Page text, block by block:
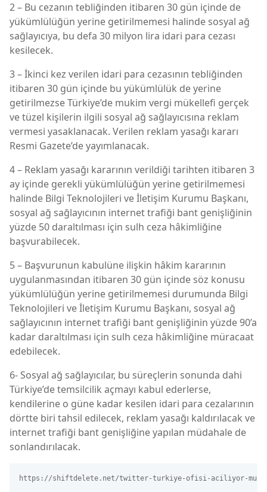
2 – Bu cezanın tebliğinden itibaren 30 gün içinde de
yükümlülüğün yerine getirilmemesi halinde sosyal ağ
sağlayıcıya, bu defa 30 milyon lira idari para cezası
kesilecek.
3 – İkinci kez verilen idari para cezasının tebliğinden
itibaren 30 gün içinde bu yükümlülük de yerine
getirilmezse Türkiye’de mukim vergi mükellefi gerçek
ve tüzel kişilerin ilgili sosyal ağ sağlayıcısına reklam
vermesi yasaklanacak. Verilen reklam yasağı kararı
Resmi Gazete’de yayımlanacak.
4 – Reklam yasağı kararının verildiği tarihten itibaren 3
ay içinde gerekli yükümlülüğün yerine getirilmemesi
halinde Bilgi Teknolojileri ve İletişim Kurumu Başkanı,
sosyal ağ sağlayıcının internet trafiği bant genişliğinin
yüzde 50 daraltılması için sulh ceza hâkimliğine
başvurabilecek.
5 – Başvurunun kabulüne ilişkin hâkim kararının
uygulanmasından itibaren 30 gün içinde söz konusu
yükümlülüğün yerine getirilmemesi durumunda Bilgi
Teknolojileri ve İletişim Kurumu Başkanı, sosyal ağ
sağlayıcının internet trafiği bant genişliğinin yüzde 90’a
kadar daraltılması için sulh ceza hâkimliğine müracaat
edebilecek.
6- Sosyal ağ sağlayıcılar, bu süreçlerin sonunda dahi
Türkiye’de temsilcilik açmayı kabul ederlerse,
kendilerine o güne kadar kesilen idari para cezalarının
dörtte biri tahsil edilecek, reklam yasağı kaldırılacak ve
internet trafiği bant genişliğine yapılan müdahale de
sonlandırılacak.
https://shiftdelete.net/twitter-turkiye-ofisi-aciliyor-mu